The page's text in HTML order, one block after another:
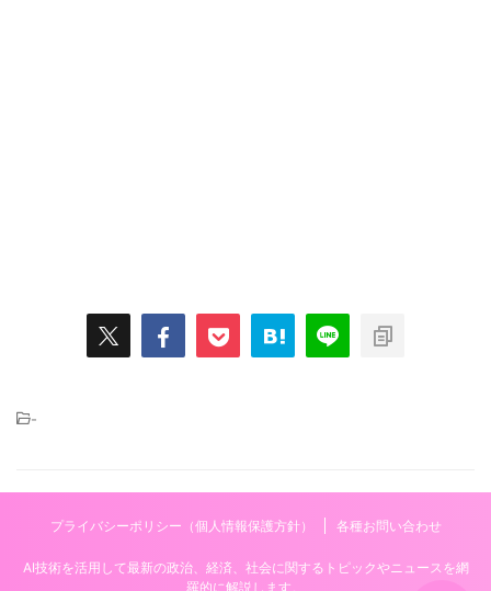
-
プライバシーポリシー（個人情報保護方針） 各種お問い合わせ
AI技術を活用して最新の政治、経済、社会に関するトピックやニュースを網
羅的に解説します。